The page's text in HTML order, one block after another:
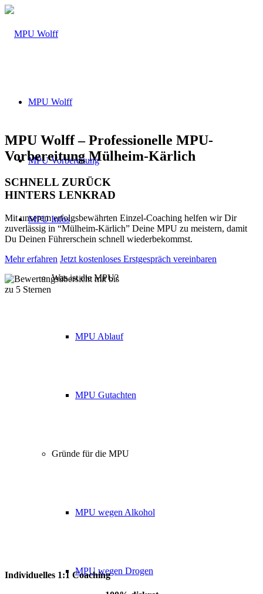
MPU Wolff
MPU Vorbereitung
MPU Infos
Was ist die MPU?
MPU Ablauf
MPU Gutachten
Gründe für die MPU
MPU wegen Alkohol
MPU wegen Drogen
MPU Wolff – Professionelle MPU-
Vorbereitung Mülheim-Kärlich
SCHNELL ZURÜCK
HINTERS LENKRAD
Mit unserem erfolgsbewährten Einzel-Coaching helfen wir Dir
zuverlässig in “Mülheim-Kärlich” Deine MPU zu meistern, damit
Du Deinen Führerschein schnell wiederbekommst.
Mehr erfahren Jetzt kostenloses Erstgespräch vereinbaren
Individuelles 1:1 Coaching